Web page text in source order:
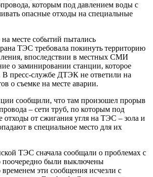
которым под давлением воды с
опасные отходы на специальные
месте событий пытались
ТЭС требовала покинуть территорию
впоследствии в местных СМИ
о заминировании станции, которое
В пресс-службе ДТЭК не ответили на
о съемке на месте аварии.
сообщили, что там произошел прорыв
– сети труб, по которым под
отходы от сжигания угля на ТЭС – зола и
в специальное место для их
ТЭС сначала сообщали о проблемах с
поочередно были выключены
временем эти сообщения исчезли с